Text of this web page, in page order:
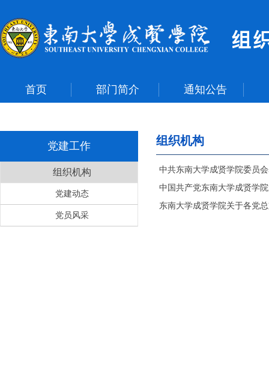
首页 部门简介 通知公告
党建工作
组织机构
党建动态
党员风采
组织机构
中共东南大学成贤学院委员
中国共产党东南大学成贤学
东南大学成贤学院关于各党